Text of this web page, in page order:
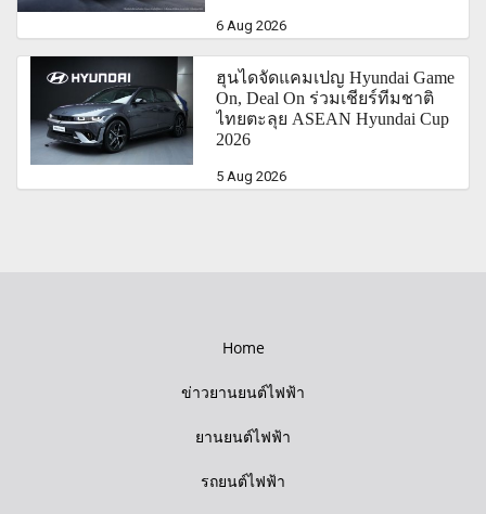
6 Aug 2026
ฮุนไดจัดแคมเปญ Hyundai Game
On, Deal On ร่วมเชียร์ทีมชาติ
ไทยตะลุย ASEAN Hyundai Cup
2026
5 Aug 2026
Home
ข่าวยานยนต์ไฟฟ้า
ยานยนต์ไฟฟ้า
รถยนต์ไฟฟ้า